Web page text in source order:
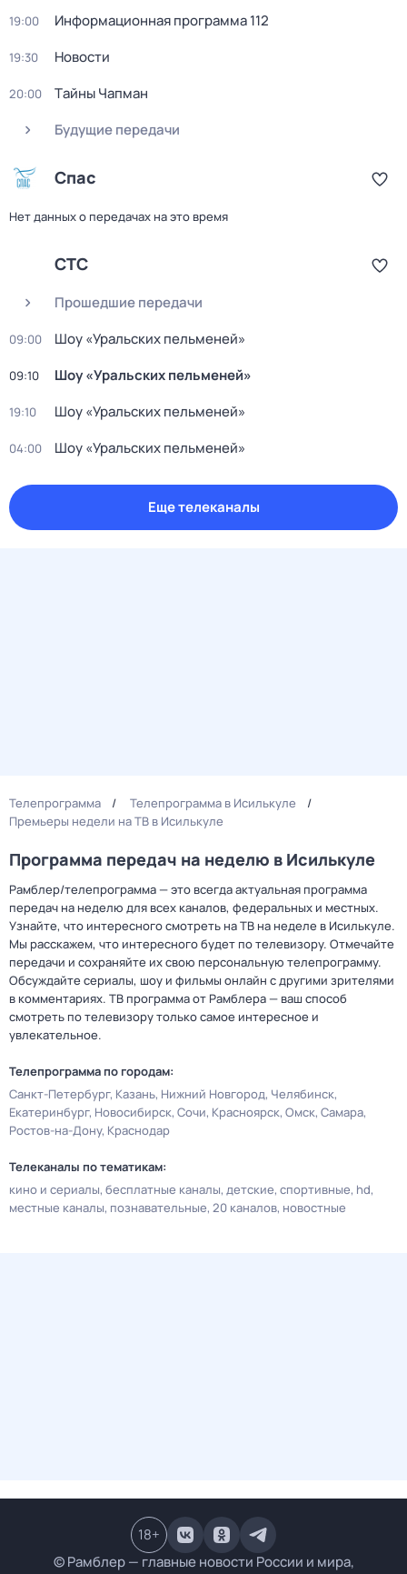
19:00 Информационная программа 112
19:30 Новости
20:00
Тaйны Чапман
Будущие передачи
Спас
Нет данных о передачах на это время
СТС
Прошедшие передачи
09:00 Шоу «Уральских пельменей»
09:10 Шоу «Уральских пельменей»
19:10 Шоу «Уральских пельменей»
04:00 Шоу «Уральских пельменей»
Еще телеканалы
Телепрограмма
Телепрограмма в Исилькуле
Премьеры недели на ТВ в Исилькуле
Программа передач на неделю в Исилькуле
Рамблер/телепрограмма — это всегда актуальная программа
передач на неделю для всех каналов, федеральных и местных.
Узнайте, что интересного смотреть на ТВ на неделе в Исилькуле.
Мы расскажем, что интересного будет по телевизору. Отмечайте
передачи и сохраняйте их свою персональную телепрограмму.
Обсуждайте сериалы, шоу и фильмы онлайн с другими зрителями
в комментариях. ТВ программа от Рамблера — ваш способ
смотреть по телевизору только самое интересное и
увлекательное.
Телепрограмма по городам:
Санкт-Петербург Казань Нижний Новгород Челябинск
Екатеринбург Новосибирск Сочи Красноярск Омск Самара
Ростов-на-Дону Краснодар
Телеканалы по тематикам:
кино и сериалы бесплатные каналы детские спортивные hd
местные каналы познавательные 20 каналов новостные
© Рамблер — главные новости России и мира,
18+